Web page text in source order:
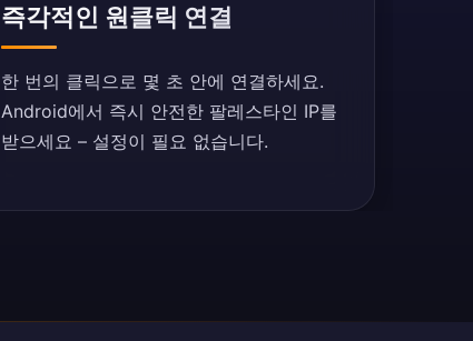
즉각적인 원클릭 연결
한 번의 클릭으로 몇 초 안에 연결하세요.
Android에서 즉시 안전한 팔레스타인 IP를
받으세요 – 설정이 필요 없습니다.